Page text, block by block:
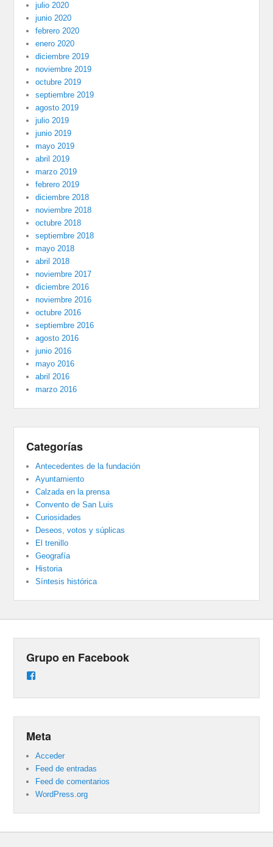
julio 2020
junio 2020
febrero 2020
enero 2020
diciembre 2019
noviembre 2019
octubre 2019
septiembre 2019
agosto 2019
julio 2019
junio 2019
mayo 2019
abril 2019
marzo 2019
febrero 2019
diciembre 2018
noviembre 2018
octubre 2018
septiembre 2018
mayo 2018
abril 2018
noviembre 2017
diciembre 2016
noviembre 2016
octubre 2016
septiembre 2016
agosto 2016
junio 2016
mayo 2016
abril 2016
marzo 2016
Categorías
Antecedentes de la fundación
Ayuntamiento
Calzada en la prensa
Convento de San Luis
Curiosidades
Deseos, votos y súplicas
El trenillo
Geografía
Historia
Síntesis histórica
Grupo en Facebook
en
Meta
Acceder
Feed de entradas
Feed de comentarios
WordPress.org